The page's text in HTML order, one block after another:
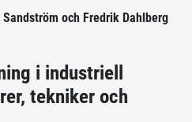
Sandström och Fredrik Dahlberg
i industriell
tekniker och